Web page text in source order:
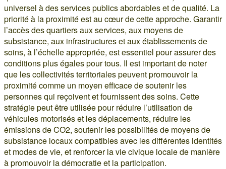
universel à des services publics abordables et de qualité. La
priorité à la proximité est au cœur de cette approche. Garantir
l’accès des quartiers aux services, aux moyens de
subsistance, aux infrastructures et aux établissements de
soins, à l’échelle appropriée, est essentiel pour assurer des
conditions plus égales pour tous. Il est important de noter
que les collectivités territoriales peuvent promouvoir la
proximité comme un moyen efficace de soutenir les
personnes qui reçoivent et fournissent des soins. Cette
stratégie peut être utilisée pour réduire l’utilisation de
véhicules motorisés et les déplacements, réduire les
émissions de CO2, soutenir les possibilités de moyens de
subsistance locaux compatibles avec les différentes identités
et modes de vie, et renforcer la vie civique locale de manière
à promouvoir la démocratie et la participation.